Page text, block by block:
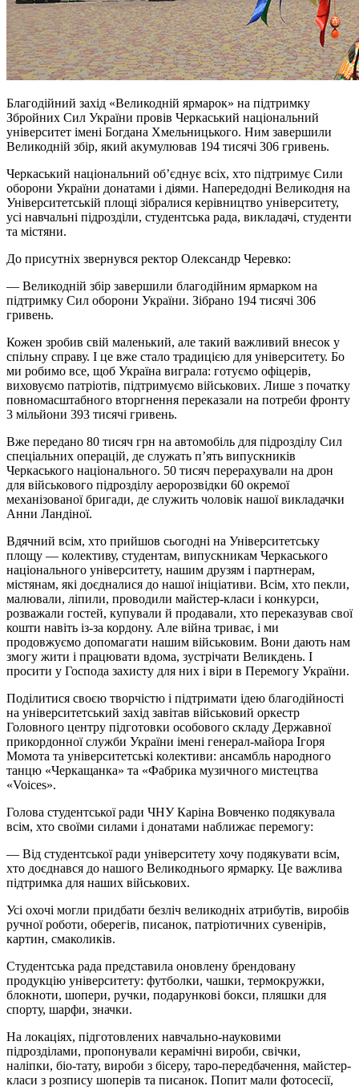
Благодійний захід «Великодній ярмарок» на підтримку
Збройних Сил України провів Черкаський національний
університет імені Богдана Хмельницького. Ним завершили
Великодній збір, який акумулював 194 тисячі 306 гривень.
Черкаський національний об’єднує всіх, хто підтримує Сили
оборони України донатами і діями. Напередодні Великодня на
Університетській площі зібралися керівництво університету,
усі навчальні підрозділи, студентська рада, викладачі, студенти
та містяни.
До присутніх звернувся ректор Олександр Черевко:
— Великодній збір завершили благодійним ярмарком на
підтримку Сил оборони України. Зібрано 194 тисячі 306
гривень.
Кожен зробив свій маленький, але такий важливий внесок у
спільну справу. І це вже стало традицією для університету. Бо
ми робимо все, щоб Україна виграла: готуємо офіцерів,
виховуємо патріотів, підтримуємо військових. Лише з початку
повномасштабного вторгнення переказали на потреби фронту
3 мільйони 393 тисячі гривень.
Вже передано 80 тисяч грн на автомобіль для підрозділу Сил
спеціальних операцій, де служать п’ять випускників
Черкаського національного. 50 тисяч перерахували на дрон
для військового підрозділу аеророзвідки 60 окремої
механізованої бригади, де служить чоловік нашої викладачки
Анни Ландіної.
Вдячний всім, хто прийшов сьогодні на Університетську
площу — колективу, студентам, випускникам Черкаського
національного університету, нашим друзям і партнерам,
містянам, які доєдналися до нашої ініціативи. Всім, хто пекли,
малювали, ліпили, проводили майстер-класи і конкурси,
розважали гостей, купували й продавали, хто переказував свої
кошти навіть із-за кордону. Але війна триває, і ми
продовжуємо допомагати нашим військовим. Вони дають нам
змогу жити і працювати вдома, зустрічати Великдень. І
просити у Господа захисту для них і віри в Перемогу України.
Поділитися своєю творчістю і підтримати ідею благодійності
на університетський захід завітав військовий оркестр
Головного центру підготовки особового складу Державної
прикордонної служби України імені генерал-майора Ігоря
Момота та університетські колективи: ансамбль народного
танцю «Черкащанка» та «Фабрика музичного мистецтва
«Voices».
Голова студентської ради ЧНУ Каріна Вовченко подякувала
всім, хто своїми силами і донатами наближає перемогу:
— Від студентської ради університету хочу подякувати всім,
хто доєднався до нашого Великоднього ярмарку. Це важлива
підтримка для наших військових.
Усі охочі могли придбати безліч великодніх атрибутів, виробів
ручної роботи, оберегів, писанок, патріотичних сувенірів,
картин, смаколиків.
Студентська рада представила оновлену брендовану
продукцію університету: футболки, чашки, термокружки,
блокноти, шопери, ручки, подарункові бокси, пляшки для
спорту, шарфи, значки.
На локаціях, підготовлених навчально-науковими
підрозділами, пропонували керамічні вироби, свічки,
наліпки, біо-тату, вироби з бісеру, таро-передбачення, майстер-
класи з розпису шоперів та писанок. Попит мали фотосесії,